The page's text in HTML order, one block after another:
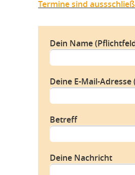
Termine sind
Dein Name
Deine E-Mail-
Betreff
Deine Nachricht